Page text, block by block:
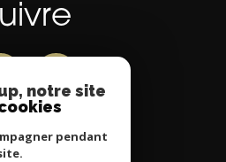
Nous
notre site
pendant